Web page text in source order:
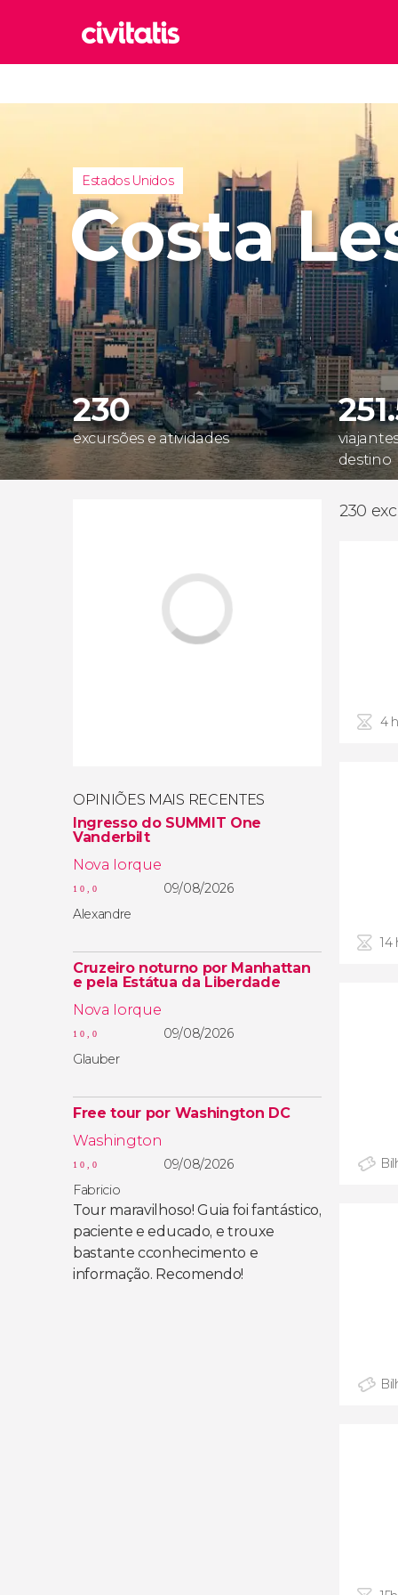
Itália
Reino
Reino
Turquia
Estados Unidos
Costa
230
excursões e atividades
destino
OPINIÕES MAIS RECENTES
Ingresso do SUMMIT One
Vanderbilt
Nova Iorque
10,0
09/08/2026
Alexandre
Cruzeiro noturno por Manhattan
e pela Estátua da Liberdade
Nova Iorque
10,0
09/08/2026
Glauber
Free tour por Washington DC
Washington
10,0
09/08/2026
Fabricio
Tour maravilhoso! Guia foi fantástico,
paciente e educado, e trouxe
bastante cconhecimento e
informação. Recomendo!
230
4
14